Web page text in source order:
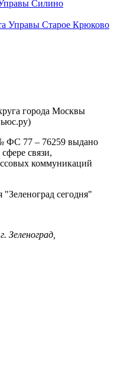
города Москвы
ФС 77 – 76259 выдано
связи,
коммуникаций
сегодня"
Зеленоград,